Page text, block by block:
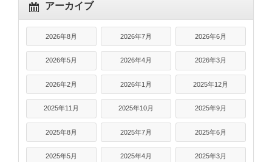
アーカイブ
2026年8月 2026年7月 2026年6月
2026年5月 2026年4月 2026年3月
2026年2月 2026年1月 2025年12月
2025年11月 2025年10月 2025年9月
2025年8月 2025年7月 2025年6月
2025年5月 2025年4月 2025年3月